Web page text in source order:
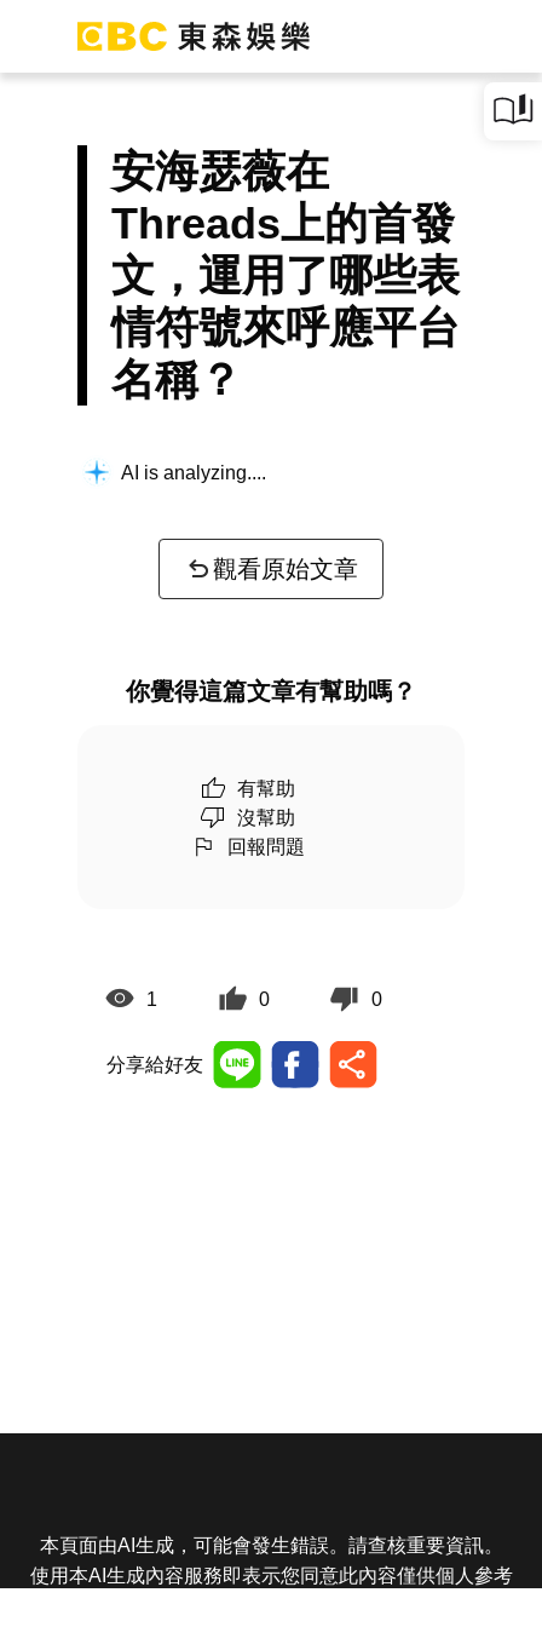
安海瑟薇在
Threads上的首發
文，運用了哪些表
情符號來呼應平台
名稱？
AI is analyzing...
觀看原始文章
你覺得這篇文章有幫助嗎？
有幫助
沒幫助
回報問題
1 0 0
分享給好友
本頁面由AI生成，可能會發生錯誤。請查核重要資訊。
使用本AI生成內容服務即表示您同意此內容僅供個人參考